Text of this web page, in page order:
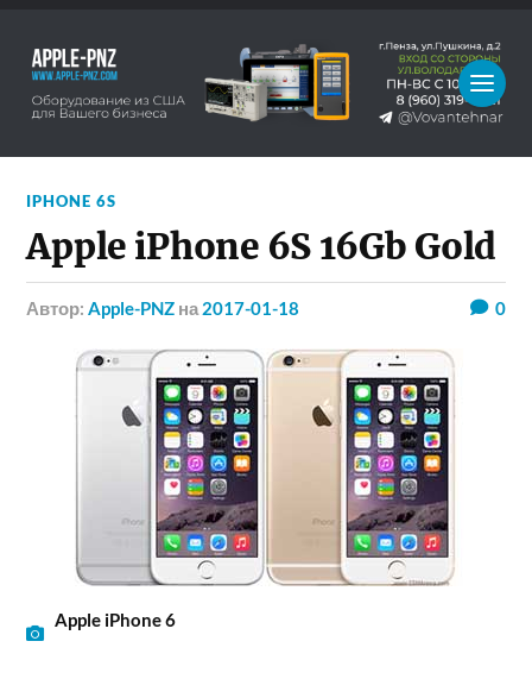
IPHONE 6S
Apple iPhone 6S 16Gb Gold
Автор:Apple-PNZ на 2017-01-18 0
Apple iPhone 6